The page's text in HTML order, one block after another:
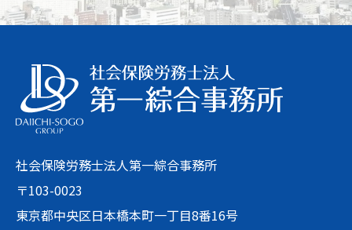
社会保険労務士法人第一綜合事務所
〒103-0023
東京都中央区日本橋本町一丁目8番16号